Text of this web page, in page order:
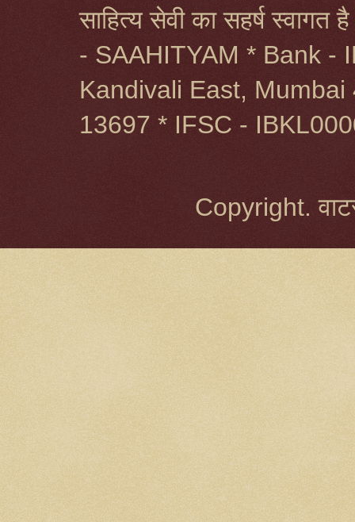
साहित्य सेवी का सहर्ष
- SAAHITYAM * Bank -
Kandivali East,
13697 * IFSC -
Copyright.